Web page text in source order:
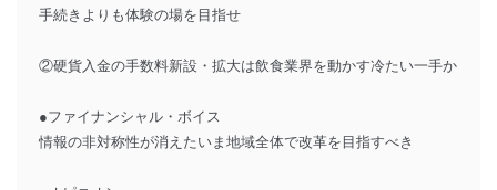
手続きよりも体験の場を目指せ
②硬貨入金の手数料新設・拡大は飲食業界を動かす冷たい一手か
●ファイナンシャル・ボイス
情報の非対称性が消えたいま地域全体で改革を目指すべき